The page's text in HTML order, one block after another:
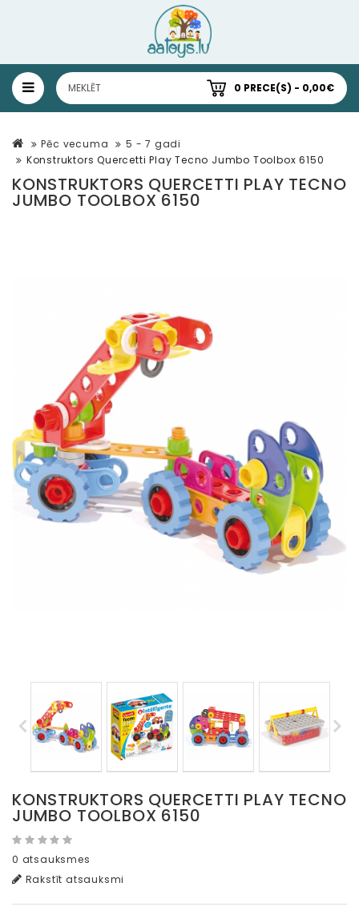
0 PRECE(S) - 0,00€
Pēc vecuma
5 - 7 gadi
Konstruktors Quercetti Play Tecno Jumbo Toolbox 6150
KONSTRUKTORS QUERCETTI PLAY TECNO
JUMBO TOOLBOX 6150
KONSTRUKTORS QUERCETTI PLAY TECNO
JUMBO TOOLBOX 6150
0 atsauksmes
Rakstīt atsauksmi